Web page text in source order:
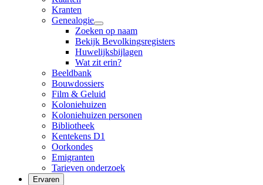
Kranten
Genealogie
Zoeken op naam
Bekijk Bevolkingsregisters
Huwelijksbijlagen
Wat zit erin?
Beeldbank
Bouwdossiers
Film & Geluid
Koloniehuizen
Koloniehuizen personen
Bibliotheek
Kentekens D1
Oorkondes
Emigranten
Tarieven onderzoek
Ervaren